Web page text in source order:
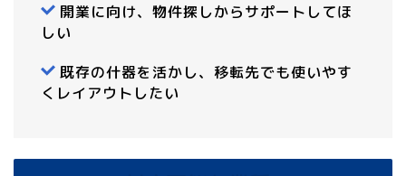
開業に向け、物件探しからサポートしてほ
しい
既存の什器を活かし、移転先でも使いやす
くレイアウトしたい